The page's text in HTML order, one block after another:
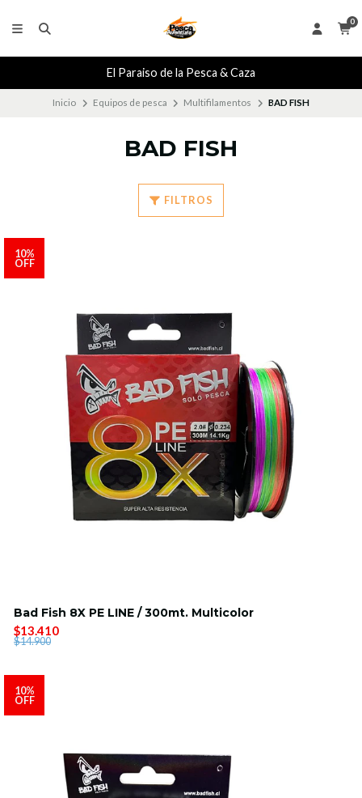
0
El Paraiso de la Pesca & Caza
Inicio Equipos de pesca Multifilamentos BAD FISH
BAD FISH
FILTROS
10%
OFF
Bad Fish 8X PE LINE / 300mt. Multicolor
$13.410
$14.900
10%
OFF